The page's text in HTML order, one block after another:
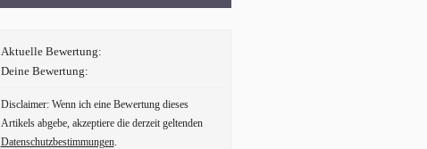
Aktuelle Bewertung:
Deine Bewertung:
Disclaimer: Wenn ich eine Bewertung dieses
Artikels abgebe, akzeptiere die derzeit geltenden
Datenschutzbestimmungen.